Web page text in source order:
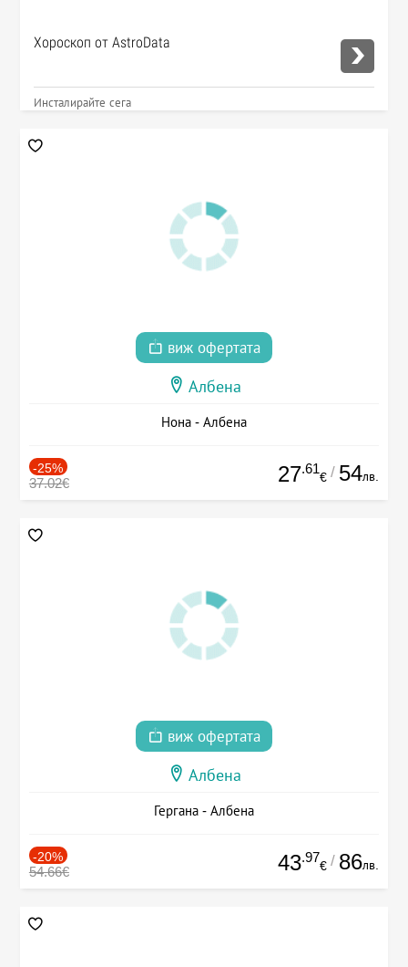
Хороскоп от AstroData
Инсталирайте сега
виж офертата
Албена
Нона - Албена
-25%
37.02€ 27.61
€ / 54лв.
виж офертата
Албена
Гергана - Албена
-20%
54.66€ 43.97
€ / 86лв.